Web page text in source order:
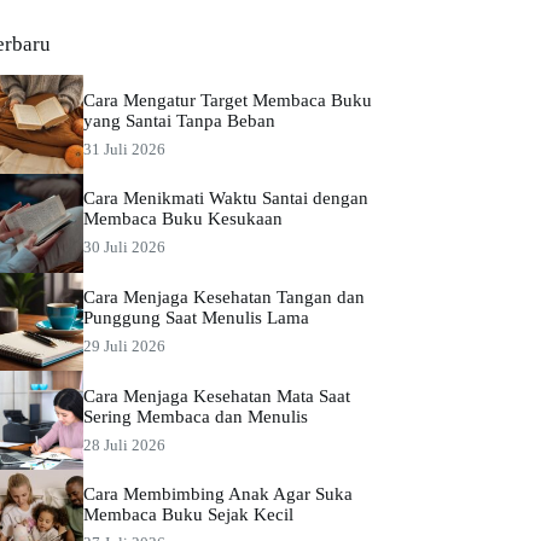
Cara Mengatur Target Membaca Buku
yang Santai Tanpa Beban
31 Juli 2026
Cara Menikmati Waktu Santai dengan
Membaca Buku Kesukaan
30 Juli 2026
Cara Menjaga Kesehatan Tangan dan
Punggung Saat Menulis Lama
29 Juli 2026
Cara Menjaga Kesehatan Mata Saat
Sering Membaca dan Menulis
28 Juli 2026
Cara Membimbing Anak Agar Suka
Membaca Buku Sejak Kecil